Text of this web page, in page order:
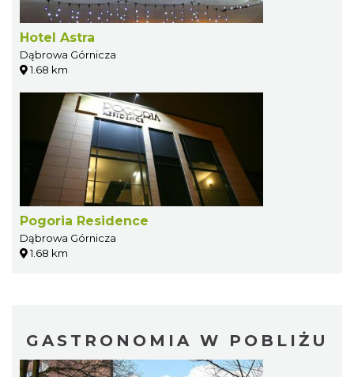
Hotel Astra
Dąbrowa Górnicza
1.68 km
Pogoria Residence
Dąbrowa Górnicza
1.68 km
GASTRONOMIA W POBLIŻU